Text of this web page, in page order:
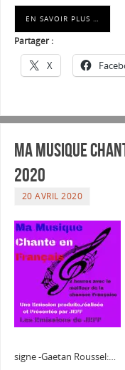
EN SAVOIR PLUS …
Partager :
X
Ma musique
2020
20 AVRIL 2020
signe -Gaetan Roussel:…